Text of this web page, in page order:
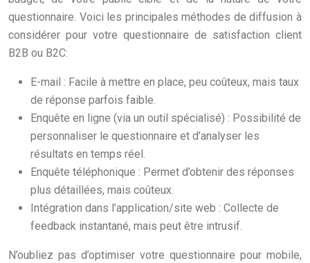
questionnaire. Voici les principales méthodes de diffusion à
considérer pour votre questionnaire de satisfaction client
B2B ou B2C:
E-mail : Facile à mettre en place, peu coûteux, mais taux
de réponse parfois faible.
Enquête en ligne (via un outil spécialisé) : Possibilité de
personnaliser le questionnaire et d’analyser les
résultats en temps réel.
Enquête téléphonique : Permet d’obtenir des réponses
plus détaillées, mais coûteux.
Intégration dans l’application/site web : Collecte de
feedback instantané, mais peut être intrusif.
N’oubliez pas d’optimiser votre questionnaire pour mobile,